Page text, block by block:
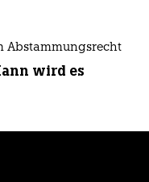
wird es